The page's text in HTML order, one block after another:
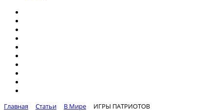
Главная Статьи В Мире ИГРЫ ПАТРИОТОВ